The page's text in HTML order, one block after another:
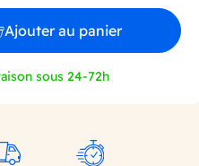
Ajouter au panier
sous 24-72h